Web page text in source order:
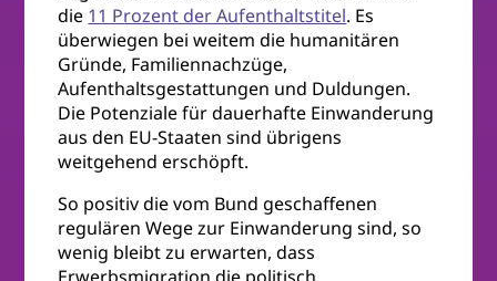
die 11 Prozent der Aufenthaltstitel. Es
überwiegen bei weitem die humanitären
Gründe, Familiennachzüge,
Aufenthaltsgestattungen und Duldungen.
Die Potenziale für dauerhafte Einwanderung
aus den EU-Staaten sind übrigens
weitgehend erschöpft.
So positiv die vom Bund geschaffenen
regulären Wege zur Einwanderung sind, so
wenig bleibt zu erwarten, dass